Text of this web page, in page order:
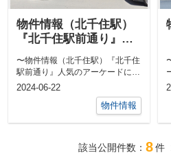
物件情報（北千住駅）
『北千住駅前通り』人
た好立地
〜物件情報（北千住駅）『北千住
駅前通り』人気のアーケードに面
した好立地〜北千住駅で出店を検
2024-06-22
物件情報
該当公開件数： 8件